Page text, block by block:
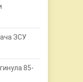
ЗСУ
85-